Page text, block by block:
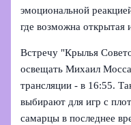
эмоциональной
где возможна открытая
Встречу "Крылья
освещать Михаил
трансляции - в 16:55.
выбирают для игр с
самарцы в последнее